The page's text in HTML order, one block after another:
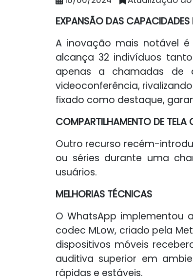
EXPANSÃO DAS
A inovação mais notável
alcança 32 indivíduos
apenas a chamadas de
videoconferência,
fixado como destaque,
COMPARTILHAMENTO DE
Outro recurso recém-
ou séries durante uma
usuários.
MELHORIAS TÉCNICAS
O WhatsApp implementou
codec MLow, criado pela
dispositivos móveis
auditiva superior em
rápidas e estáveis.